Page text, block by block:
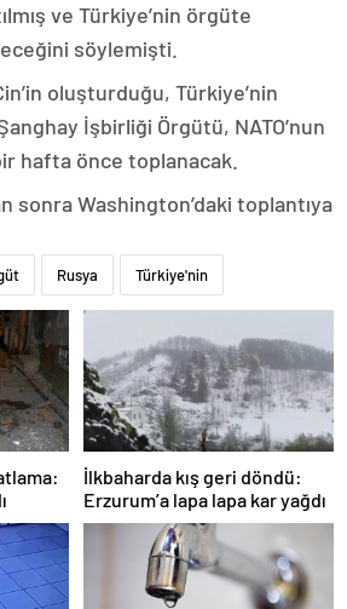
ve Türkiye’nin örgüte
söylemişti.
oluşturduğu, Türkiye’nin
İşbirliği Örgütü, NATO’nun
hafta önce toplanacak.
sonra Washington’daki toplantıya
Rusya Türkiye'nin
İlkbaharda kış geri döndü:
Erzurum’a lapa lapa kar yağdı